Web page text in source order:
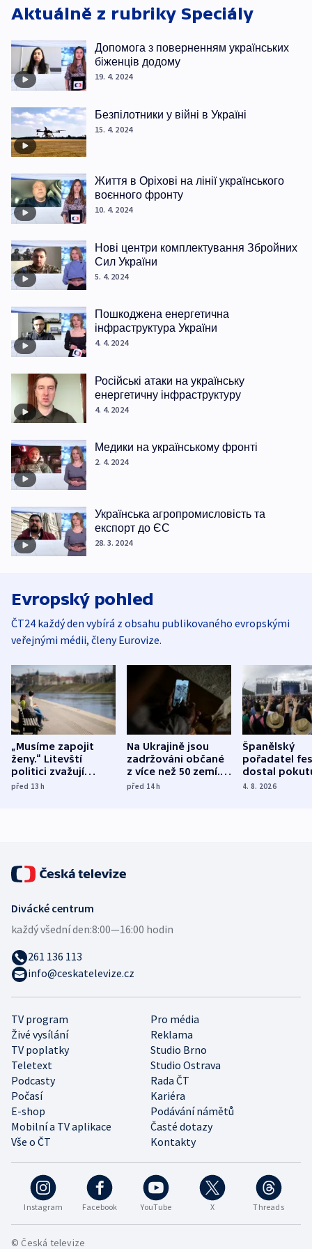
Aktuálně z rubriky Speciály
Допомога з поверненням українських
біженців додому
19. 4. 2024
Безпілотники у війні в Україні
15. 4. 2024
Життя в Оріхові на лінії українського
воєнного фронту
10. 4. 2024
Нові центри комплектування Збройних
Сил України
5. 4. 2024
Пошкоджена енергетична
інфраструктура України
4. 4. 2024
Російські атаки на українську
енергетичну інфраструктуру
4. 4. 2024
Медики на українському фронті
2. 4. 2024
Українська агропромисловість та
експорт до ЄС
28. 3. 2024
Evropský pohled
ČT24 každý den vybírá z obsahu publikovaného evropskými
veřejnými médii, členy Eurovize.
„Musíme zapojit
ženy.“ Litevští
politici zvažují
dohodu o
před 13h
Na Ukrajině jsou
zadržováni občané
z více než 50 zemí.
Bojovali na straně
před 14h
Španělský
pořadatel
dostal
nekalé
4. 8. 2026
Instagram Facebook YouTube X Threads
TV program
Pro média
Živé vysílání
Reklama
TV poplatky
Studio Brno
Teletext
Studio Ostrava
Podcasty
Rada ČT
Počasí
Kariéra
E-shop
Podávání námětů
Mobilní a TV aplikace
Časté dotazy
Vše o ČT
Kontakty
Divácké centrum
každý všední den:8:00—16:00 hodin
261 136 113
info@ceskatelevize.cz
© Česká televize